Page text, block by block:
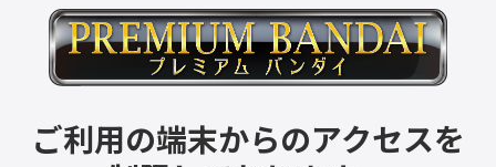
ご利用の端末からのアクセスを